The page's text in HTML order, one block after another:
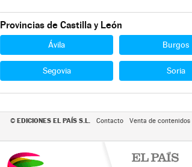
Provincias de Castilla y León
Ávila Burgos
Segovia Soria
© EDICIONES EL PAÍS S.L. Contacto Venta de contenidos